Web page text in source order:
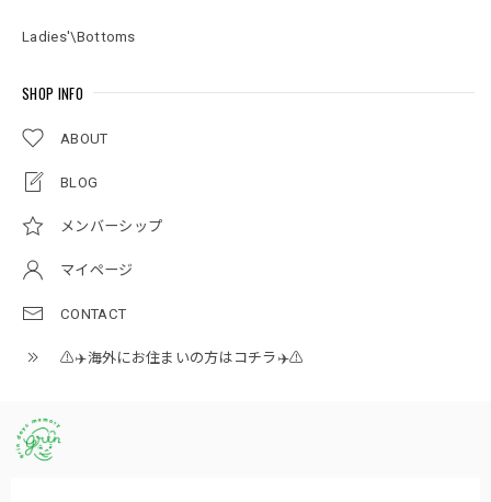
Ladies'\Bottoms
SHOP INFO
ABOUT
BLOG
メンバーシップ
マイページ
CONTACT
⚠️✈️海外にお住まいの方はコチラ✈️⚠️